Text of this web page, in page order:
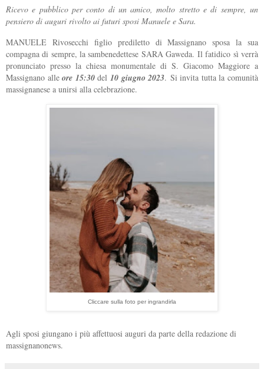
Ricevo e pubblico per conto di un amico, molto stretto e di sempre, un
pensiero di auguri rivolto ai futuri sposi Manuele e Sara.
MANUELE Rivosecchi figlio prediletto di Massignano sposa la sua
compagna di sempre, la sambenedettese SARA Gaweda.Il fatidico sì verrà
pronunciato presso la chiesa monumentale di S. Giacomo Maggiore a
Massignano alleore 15:30del 10 giugno 2023. Si invita tutta la comunità
massignanese a unirsi alla celebrazione.
Cliccare sulla foto per ingrandirla
Agli sposi giungano i più affettuosi auguri da parte della redazione di
massignanonews.